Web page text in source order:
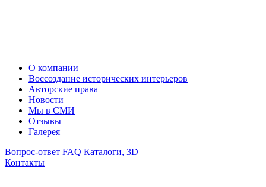
О компании
Воссоздание исторических интерьеров
Авторские права
Новости
Мы в СМИ
Отзывы
Галерея
Вопрос-ответ FAQ Каталоги, 3D
Контакты